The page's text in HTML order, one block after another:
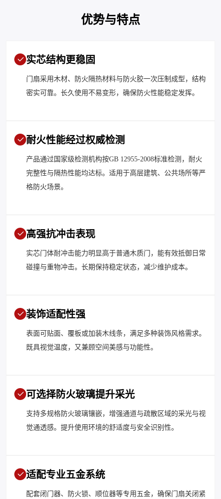
优势与特点
实芯结构更稳固
门扇采用木材、防火隔热材料与防火胶一次压制成型，结构
密实可靠。长久使用不易变形，确保防火性能稳定发挥。
耐火性能经过权威检测
产品通过国家级检测机构按GB 12955-2008标准检测，耐火
完整性与隔热性能均达标。适用于高层建筑、公共场所等严
格防火场景。
高强抗冲击表现
实芯门体耐冲击能力明显高于普通木质门，能有效抵御日常
碰撞与重物冲击。长期保持稳定状态，减少维护成本。
装饰适配性强
表面可贴面、覆板或加装木线条，满足多种装饰风格需求。
既具视觉温度，又兼顾空间美感与功能性。
可选择防火玻璃提升采光
支持多规格防火玻璃镶嵌，增强通道与疏散区域的采光与视
觉通透感。提升使用环境的舒适度与安全识别性。
适配专业五金系统
配套闭门器、防火锁、顺位器等专用五金，确保门扇关闭紧